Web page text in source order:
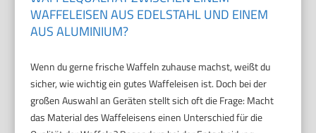
WAFFELEISEN AUS EDELSTAHL UND EINEM
AUS ALUMINIUM?
Wenn du gerne frische Waffeln zuhause machst, weißt du
sicher, wie wichtig ein gutes Waffeleisen ist. Doch bei der
großen Auswahl an Geräten stellt sich oft die Frage: Macht
das Material des Waffeleisens einen Unterschied für die